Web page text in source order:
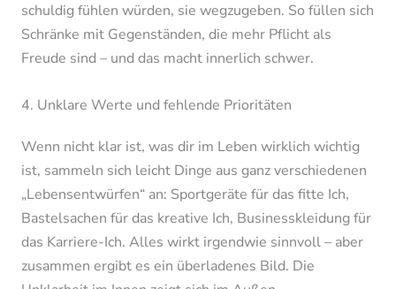
schuldig fühlen würden, sie wegzugeben. So füllen sich
Schränke mit Gegenständen, die mehr Pflicht als
Freude sind – und das macht innerlich schwer.
4. Unklare Werte und fehlende Prioritäten
Wenn nicht klar ist, was dir im Leben wirklich wichtig
ist, sammeln sich leicht Dinge aus ganz verschiedenen
„Lebensentwürfen“ an: Sportgeräte für das fitte Ich,
Bastelsachen für das kreative Ich, Businesskleidung für
das Karriere-Ich. Alles wirkt irgendwie sinnvoll – aber
zusammen ergibt es ein überladenes Bild. Die